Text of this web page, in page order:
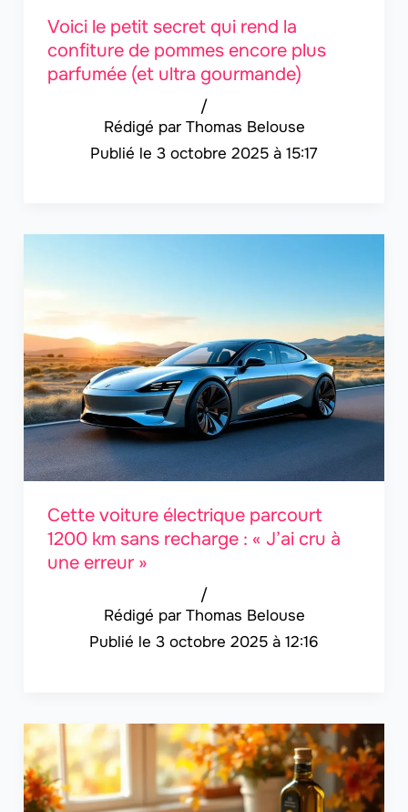
Voici le petit secret qui rend la
confiture de pommes encore plus
parfumée (et ultra gourmande)
Thomas Belouse
/
3 octobre 2025 à 15:17
Cette voiture électrique parcourt
1200 km sans recharge : « J’ai cru à
une erreur »
Thomas Belouse
/
3 octobre 2025 à 12:16